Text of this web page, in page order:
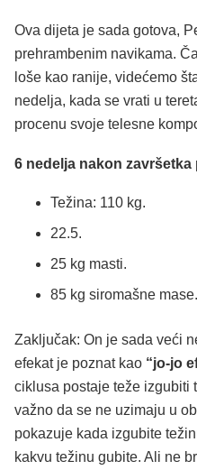
Ova dijeta je sada gotova,
prehrambenim navikama.
loše kao ranije, videćemo
nedelja, kada se vrati u
procenu svoje telesne
6 nedelja nakon završetka
Težina: 110 kg.
22.5.
25 kg masti.
85 kg siromašne mase.
Zaključak: On je sada veći
efekat je poznat kao “jo-jo
ciklusa postaje teže izgubiti
važno da se ne uzimaju u
pokazuje kada izgubite
kakvu težinu gubite. Ali ne